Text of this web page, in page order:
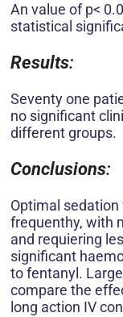
An value of p<
statistical
Results:
Seventy one
no significant
different groups.
Conclusions:
Optimal
frequenthy, with
and requiering
significant
to fentanyl.
compare the
long action IV